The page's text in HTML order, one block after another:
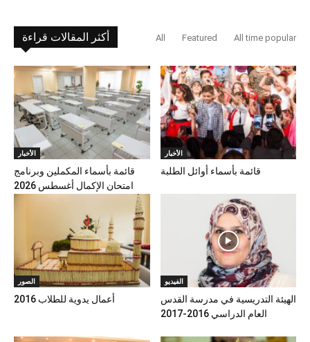
أكثر المقالات قراءة All Featured All time popular
الأخبار
قائمة بأسماء المكملين وبرنامج
امتحان الإكمال أغسطس 2026
الأخبار
قائمة بأسماء أوائل الطلبة
الصور
أعمال يدوية للطلاب 2016
الفيديو
الهيئة التدريسية في مدرسة القدس
العام الدراسي 2016-2017